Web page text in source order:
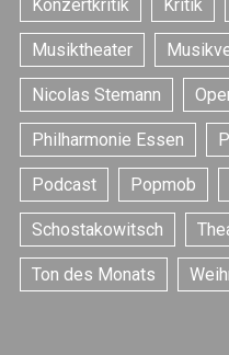
Konzertkritik Kritik
Musiktheater
Nicolas Stemann
Philharmonie Essen
Podcast Popmob
Schostakowitsch
Ton des Monats